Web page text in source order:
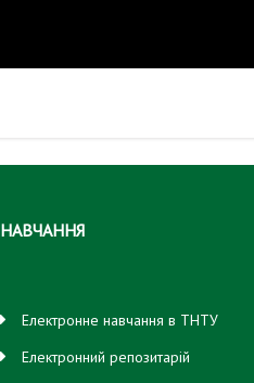
НАВЧАННЯ
Електронне навчання в ТНТУ
Електронний репозитарій